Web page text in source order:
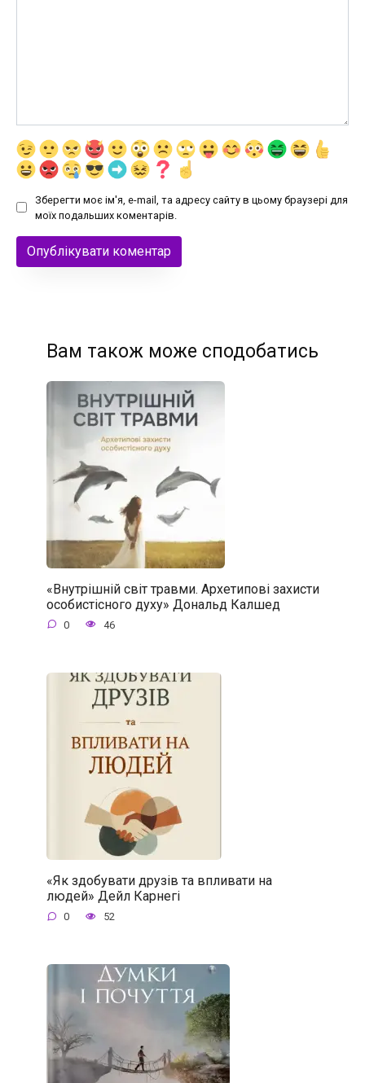
Зберегти моє ім'я, e-mail, та адресу сайту в цьому браузері для
моїх подальших коментарів.
Вам також може сподобатись
«Внутрішній світ травми. Архетипові захисти
особистісного духу» Дональд Калшед
0 46
«Як здобувати друзів та впливати на
людей» Дейл Карнегі
0 52